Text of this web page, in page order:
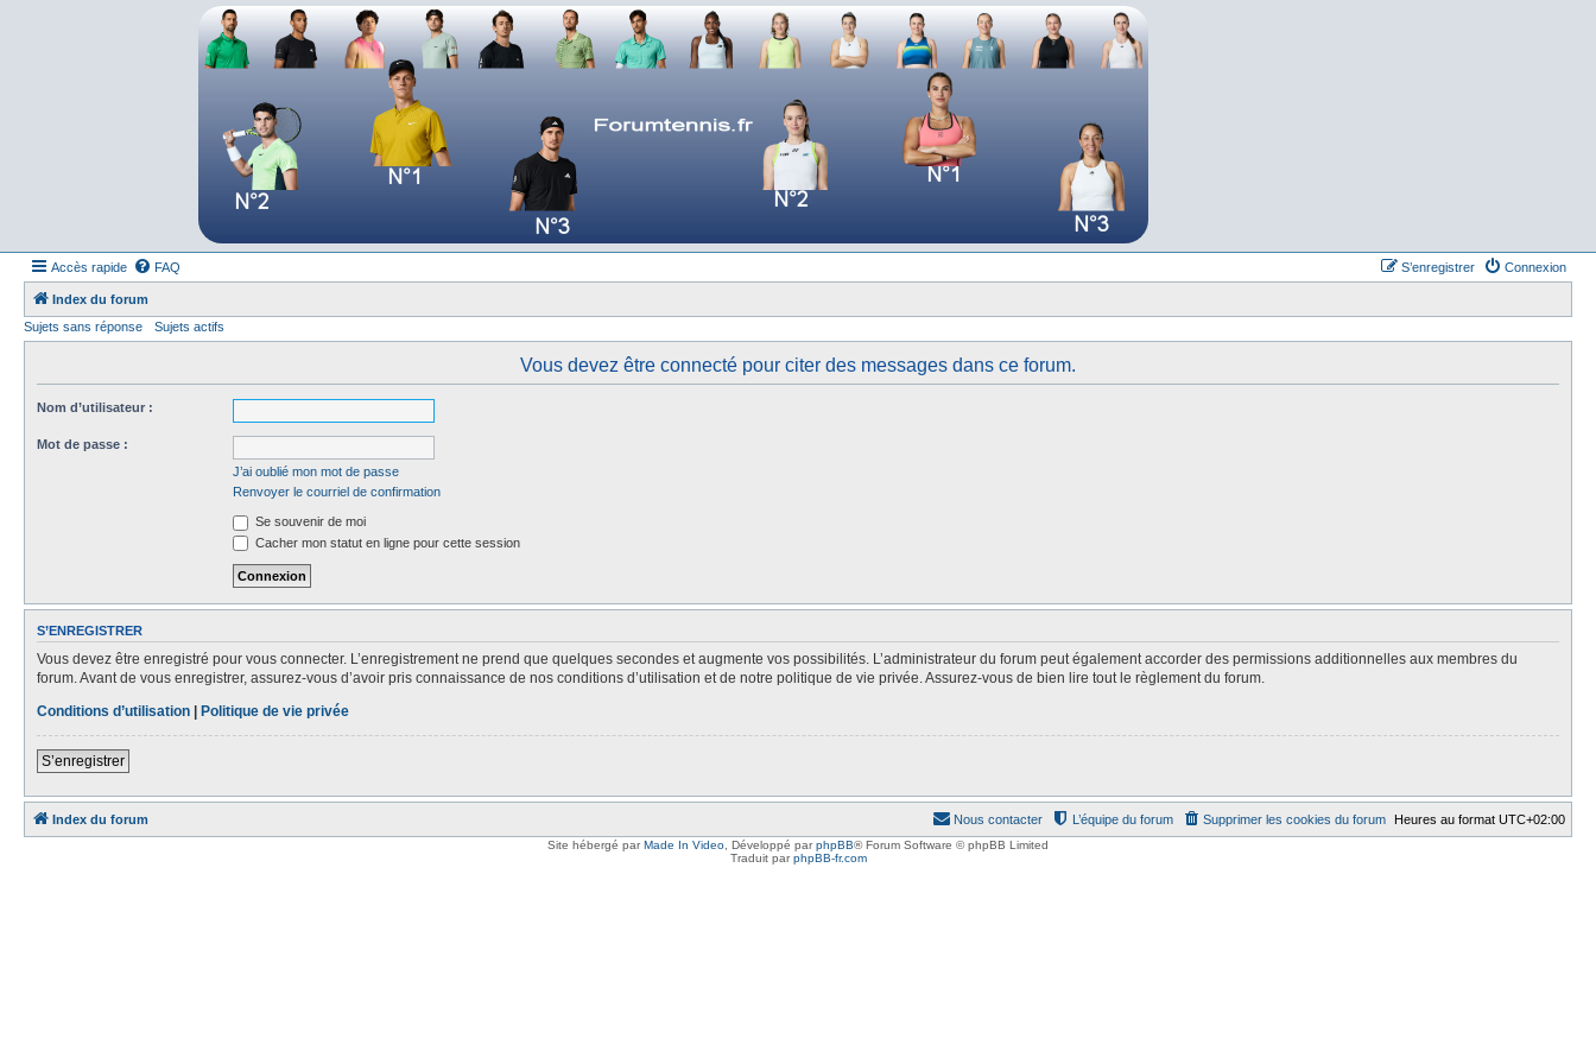
Le forum des passionnés de tennis
Accès rapide FAQ Connexion
S’enregistrer
Index du forum
Sujets sans réponse
Sujets actifs
Vous devez être connecté pour citer des messages dans ce forum.
Nom d’utilisateur :
Mot de passe :
J’ai oublié mon mot de passe
Renvoyer le courriel de confirmation
Se souvenir de moi
Cacher mon statut en ligne pour cette session
S’ENREGISTRER
Vous devez être enregistré pour vous connecter. L’enregistrement ne prend que quelques secondes et augmente vos possibilités. L’administrateur du forum peut également accorder des permissions additionnelles aux membres du
forum. Avant de vous enregistrer, assurez-vous d’avoir pris connaissance de nos conditions d’utilisation et de notre politique de vie privée. Assurez-vous de bien lire tout le règlement du forum.
Conditions d’utilisation | Politique de vie privée
S’enregistrer
Index du forum Heures au format UTC+02:00
Supprimer les cookies du forum
L’équipe du forum
Nous contacter
Site hébergé parMade In Video Développé parphpBB® Forum Software © phpBB Limited
Traduit parphpBB-fr.com